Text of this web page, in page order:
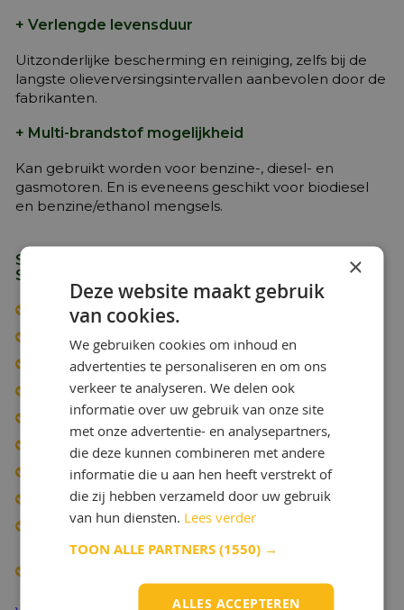
+ Verlengde levensduur
Uitzonderlijke bescherming en reiniging, zelfs bij de
langste olieverversingsintervallen aanbevolen door de
fabrikanten.
+ Multi-brandstof mogelijkheid
Kan gebruikt worden voor benzine-, diesel- en
gasmotoren. En is eveneens geschikt voor biodiesel
en benzine/ethanol mengsels.
Specificaties, Goedkeuringen & Aanbevelingen
Shell Helix Ultra 5W-40
API SN
ACEA A3/B3, A3/B4
BMW LL-01
MB Goedkeuring 229.5/226.5
VW 502.00/505.00
Porsche A40
Renault RN 0700, RN 0710
PSA B71 2296
Fiat 9.55535.Z2 & Fiat 9.55535-N2 (Voldoet aan de
specificaties)
×
Deze website maakt gebruik
van cookies.
We gebruiken cookies om inhoud en
advertenties te personaliseren en om ons
verkeer te analyseren. We delen ook
informatie over uw gebruik van onze site
met onze advertentie- en analysepartners,
die deze kunnen combineren met andere
informatie die u aan hen heeft verstrekt of
die zij hebben verzameld door uw gebruik
van hun diensten. Lees verder
TOON ALLE PARTNERS(1550) →
ALLES ACCEPTEREN